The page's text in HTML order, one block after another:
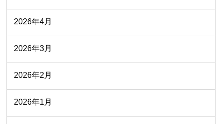
2026年4月
2026年3月
2026年2月
2026年1月